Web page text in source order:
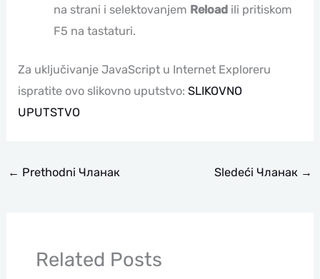
na strani i selektovanjem Reloadili pritiskom
F5 na tastaturi.
Za uključivanje JavaScript u Internet Exploreru
ispratite ovo slikovno uputstvo:SLIKOVNO
UPUTSTVO
← Prethodni Чланак Sledeći Чланак →
Related Posts